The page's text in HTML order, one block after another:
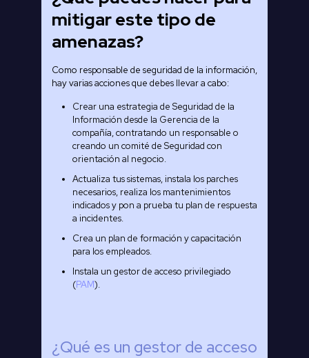
mitigar este tipo de
amenazas?
Como responsable de seguridad de la información,
hay varias acciones que debes llevar a cabo:
Crear una estrategia de Seguridad de la
Información desde la Gerencia de la
compañía, contratando un responsable o
creando un comité de Seguridad con
orientación al negocio.
Actualiza tus sistemas, instala los parches
necesarios, realiza los mantenimientos
indicados y pon a prueba tu plan de respuesta
a incidentes.
Crea un plan de formación y capacitación
para los empleados.
Instala un gestor de acceso privilegiado
(PAM).
¿Qué es un gestor de acceso